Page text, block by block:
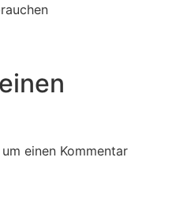
um einen Kommentar